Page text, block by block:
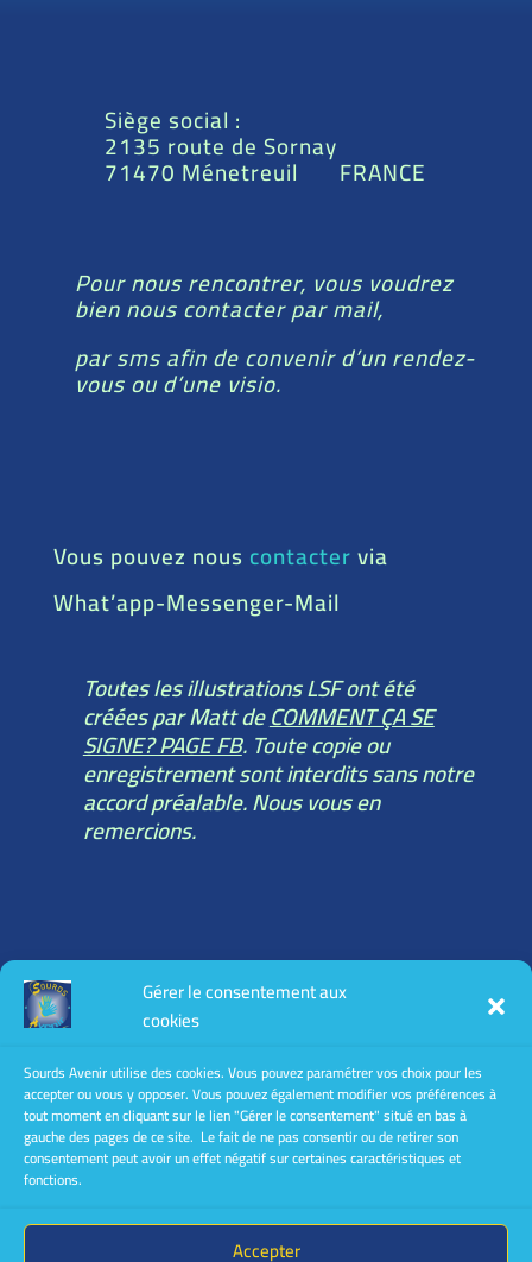
Gérer le consentement aux
cookies
Sourds Avenir utilise des cookies. Vous pouvez paramétrer vos choix pour les
accepter ou vous y opposer. Vous pouvez également modifier vos préférences à
tout moment en cliquant sur le lien "Gérer le consentement" situé en bas à
gauche des pages de ce site. Le fait de ne pas consentir ou de retirer son
consentement peut avoir un effet négatif sur certaines caractéristiques et
fonctions.
Accepter
Siège social :
2135 route de Sornay
71470 Ménetreuil FRANCE
Pour nous rencontrer, vous voudrez
bien nous contacter par mail,
par sms afin de convenir d’un rendez-
vous ou d’une visio.
Vous pouvez nous contactervia
What’app-Messenger-Mail
Toutes les illustrations LSF ont été
créées par Matt deCOMMENT ÇA SE
SIGNE? PAGE FB. Toute copie ou
enregistrement sont interdits sans notre
accord préalable. Nous vous en
remercions.
Toutes les informations légales :
mentions légales
conditions générales de vente
Politique de confidentialité